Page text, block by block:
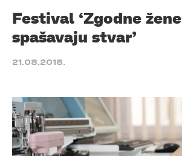
Festival ‘Zgodne žene
spašavaju stvar’
21.08.2018.